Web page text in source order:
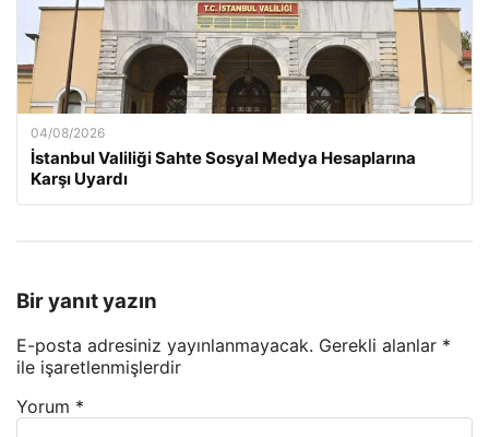
04/08/2026
İstanbul Valiliği Sahte Sosyal Medya Hesaplarına
Karşı Uyardı
Bir yanıt yazın
E-posta adresiniz yayınlanmayacak. Gerekli alanlar *
ile işaretlenmişlerdir
Yorum *